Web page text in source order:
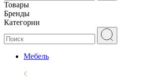
Товары
Бренды
Категории
Мебель